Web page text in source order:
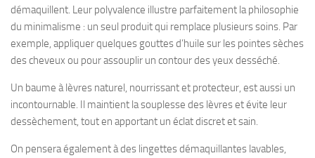
démaquillent. Leur polyvalence illustre parfaitement la philosophie
du minimalisme : un seul produit qui remplace plusieurs soins. Par
exemple, appliquer quelques gouttes d’huile sur les pointes sèches
des cheveux ou pour assouplir un contour des yeux desséché.
Un baume à lèvres naturel, nourrissant et protecteur, est aussi un
incontournable. Il maintient la souplesse des lèvres et évite leur
dessèchement, tout en apportant un éclat discret et sain.
On pensera également à des lingettes démaquillantes lavables,